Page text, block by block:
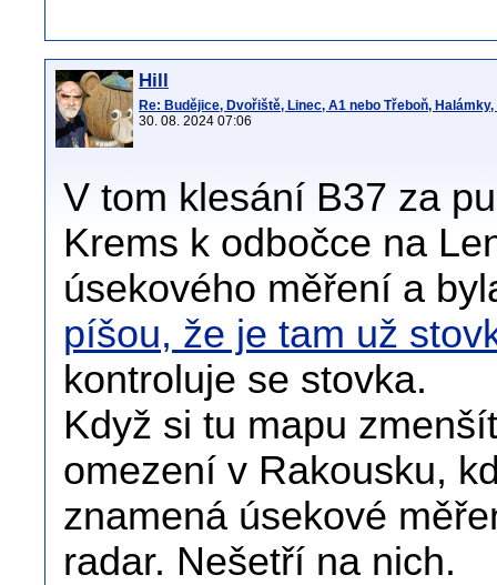
Hill
Re: Budějice, Dvořiště, Linec, A1 nebo Třeboň,
30. 08. 2024 07:06
V tom klesání B37 za
Krems k odbočce na
úsekového měření a
píšou, že je tam už
kontroluje se stovka.
Když si tu mapu
omezení v Rakousku,
znamená úsekové
radar. Nešetří na nich.